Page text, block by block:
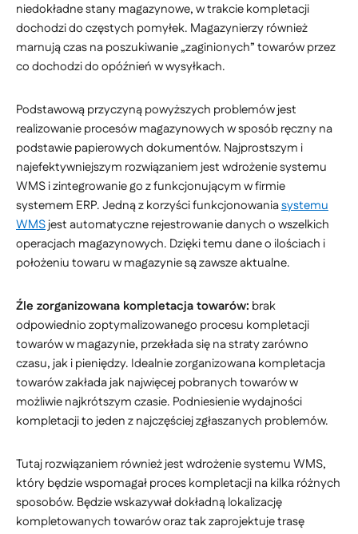
niedokładne stany magazynowe, w trakcie kompletacji
dochodzi do częstych pomyłek. Magazynierzy również
marnują czas na poszukiwanie „zaginionych” towarów przez
co dochodzi do opóźnień w wysyłkach.
Podstawową przyczyną powyższych problemów jest
realizowanie procesów magazynowych w sposób ręczny na
podstawie papierowych dokumentów. Najprostszym i
najefektywniejszym rozwiązaniem jest wdrożenie systemu
WMS i zintegrowanie go z funkcjonującym w firmie
systemem ERP. Jedną z korzyści funkcjonowaniasystemu
WMSjest automatyczne rejestrowanie danych o wszelkich
operacjach magazynowych. Dzięki temu dane o ilościach i
położeniu towaru w magazynie są zawsze aktualne.
Źle zorganizowana kompletacja towarów: brak
odpowiednio zoptymalizowanego procesu kompletacji
towarów w magazynie, przekłada się na straty zarówno
czasu, jak i pieniędzy. Idealnie zorganizowana kompletacja
towarów zakłada jak najwięcej pobranych towarów w
możliwie najkrótszym czasie. Podniesienie wydajności
kompletacji to jeden z najczęściej zgłaszanych problemów.
Tutaj rozwiązaniem również jest wdrożenie systemu WMS,
który będzie wspomagał proces kompletacji na kilka różnych
sposobów. Będzie wskazywał dokładną lokalizację
kompletowanych towarów oraz tak zaprojektuje trasę